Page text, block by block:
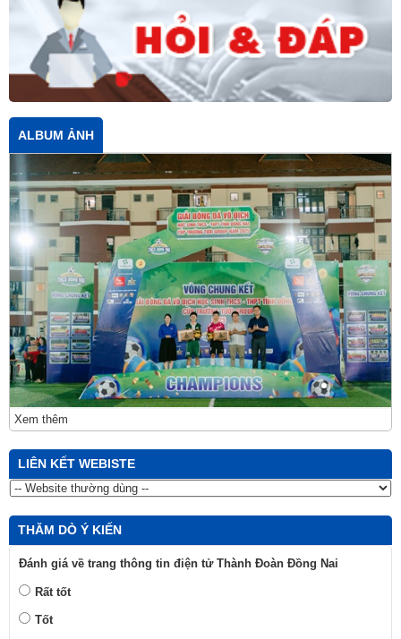
ALBUM ẢNH
Xem thêm
LIÊN KẾT WEBISTE
THĂM DÒ Ý KIẾN
Đánh giá về trang thông tin điện tử Thành Đoàn Đồng Nai
Rất tốt
Tốt